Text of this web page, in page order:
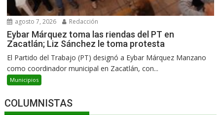
agosto 7, 2026 Redacción
Eybar Márquez toma las riendas del PT en
Zacatlán; Liz Sánchez le toma protesta
El Partido del Trabajo (PT) designó a Eybar Márquez Manzano
como coordinador municipal en Zacatlán, con...
Municipios
COLUMNISTAS